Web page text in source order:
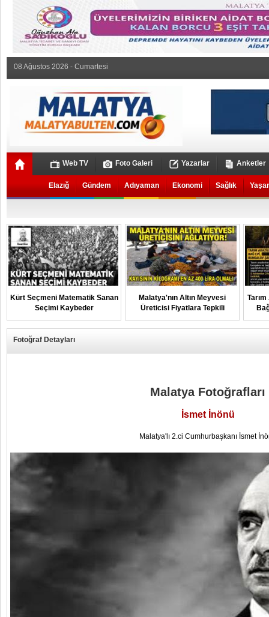
08 Ağustos 2026 - Cumartesi
Web TV Foto Galeri Yazarlar Anketler
Elazığ Gündem Adıyaman Ekonomi Sağlık
Kürt Seçmeni Matematik Sanan
Seçimi Kaybeder
Malatya'nın Altın Meyvesi
Üreticisi Fiyatlara Tepkili
Fotoğraf Detayları
Malatya Fotoğrafları
İsmet İnönü
Malatya'lı 2.ci Cumhurbaşkanı İsmet